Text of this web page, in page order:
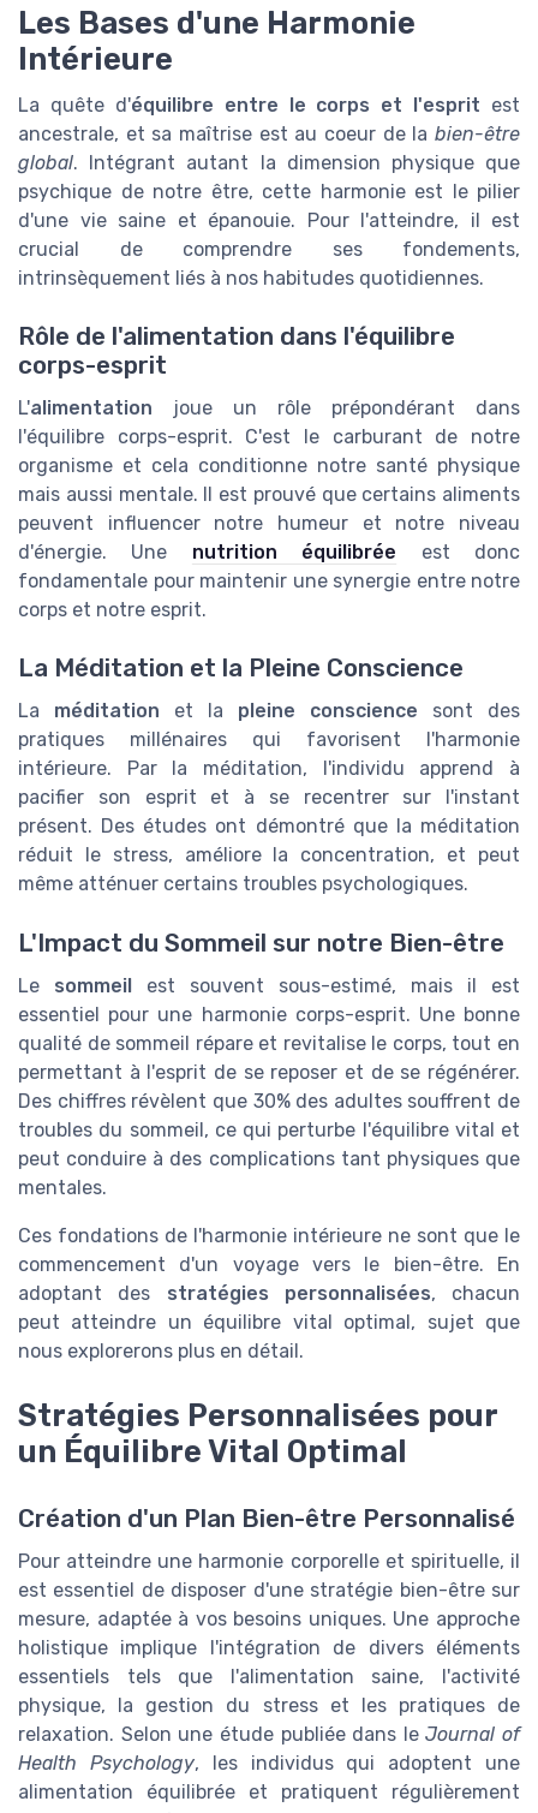
Les Bases d'une Harmonie
Intérieure
La quête d'équilibre entre le corps et l'esprit est
ancestrale, et sa maîtrise est au coeur de la bien-être
global. Intégrant autant la dimension physique que
psychique de notre être, cette harmonie est le pilier
d'une vie saine et épanouie. Pour l'atteindre, il est
crucial de comprendre ses fondements,
intrinsèquement liés à nos habitudes quotidiennes.
Rôle de l'alimentation dans l'équilibre
corps-esprit
L'alimentation joue un rôle prépondérant dans
l'équilibre corps-esprit. C'est le carburant de notre
organisme et cela conditionne notre santé physique
mais aussi mentale. Il est prouvé que certains aliments
peuvent influencer notre humeur et notre niveau
d'énergie. Une nutrition équilibrée est donc
fondamentale pour maintenir une synergie entre notre
corps et notre esprit.
La Méditation et la Pleine Conscience
La méditation et la pleine conscience sont des
pratiques millénaires qui favorisent l'harmonie
intérieure. Par la méditation, l'individu apprend à
pacifier son esprit et à se recentrer sur l'instant
présent. Des études ont démontré que la méditation
réduit le stress, améliore la concentration, et peut
même atténuer certains troubles psychologiques.
L'Impact du Sommeil sur notre Bien-être
Le sommeil est souvent sous-estimé, mais il est
essentiel pour une harmonie corps-esprit. Une bonne
qualité de sommeil répare et revitalise le corps, tout en
permettant à l'esprit de se reposer et de se régénérer.
Des chiffres révèlent que 30% des adultes souffrent de
troubles du sommeil, ce qui perturbe l'équilibre vital et
peut conduire à des complications tant physiques que
mentales.
Ces fondations de l'harmonie intérieure ne sont que le
commencement d'un voyage vers le bien-être. En
adoptant des stratégies personnalisées, chacun
peut atteindre un équilibre vital optimal, sujet que
nous explorerons plus en détail.
Stratégies Personnalisées pour
un Équilibre Vital Optimal
Création d'un Plan Bien-être Personnalisé
Pour atteindre une harmonie corporelle et spirituelle, il
est essentiel de disposer d'une stratégie bien-être sur
mesure, adaptée à vos besoins uniques. Une approche
holistique implique l'intégration de divers éléments
essentiels tels que l'alimentation saine, l'activité
physique, la gestion du stress et les pratiques de
relaxation. Selon une étude publiée dans leJournal of
Health Psychology, les individus qui adoptent une
alimentation équilibrée et pratiquent régulièrement